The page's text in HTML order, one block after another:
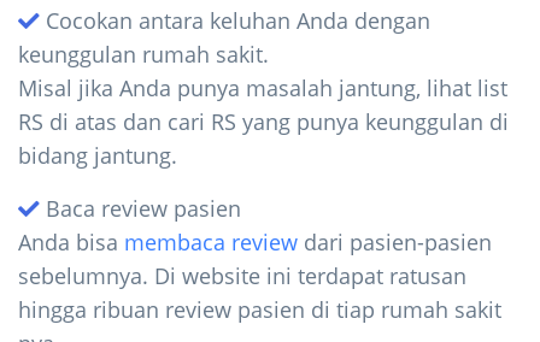
Cocokan antara keluhan Anda dengan
keunggulan rumah sakit.
Misal jika Anda punya masalah jantung, lihat list
RS di atas dan cari RS yang punya keunggulan di
bidang jantung.
Baca review pasien
Anda bisa membaca review dari pasien-pasien
sebelumnya. Di website ini terdapat ratusan
hingga ribuan review pasien di tiap rumah sakit